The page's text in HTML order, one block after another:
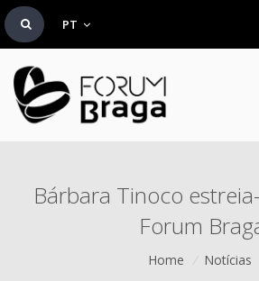
PT
Bárbara Tinoco
Forum
Home / Notícias